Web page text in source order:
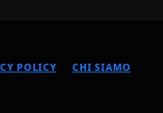
POLICY CHI SIAMO